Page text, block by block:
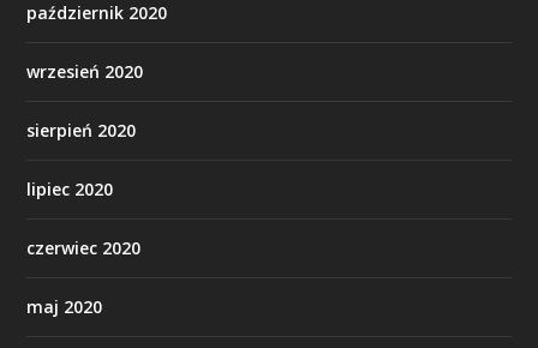
październik 2020
wrzesień 2020
sierpień 2020
lipiec 2020
czerwiec 2020
maj 2020